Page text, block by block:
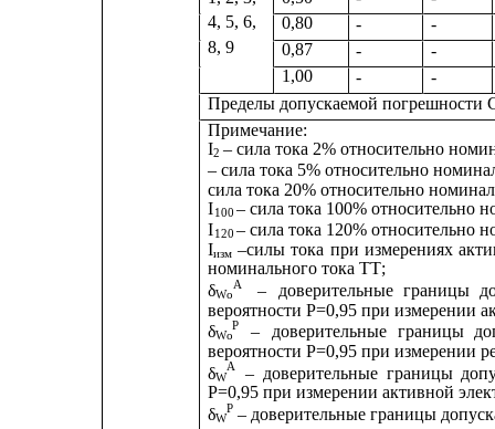
4, 5, 6,
0,80
8, 9
0,87
1,00
-
-
-
-
-
-
Пределы допускаемой
Примечание:
I2 – сила тока 2% относительно
– сила тока 5% относительно
сила тока 20% относительно
I100 – сила тока 100% относительно
I120 – сила тока 120% относительно
Iизм –силы тока при измерениях
номинального тока ТТ;
δWо
A – доверительные границы
вероятности Р=0,95 при измерении
δWо
Р – доверительные границы
вероятности Р=0,95 при измерении
δW
A – доверительные границы
Р=0,95 при измерении активной
δW
P – доверительные границы